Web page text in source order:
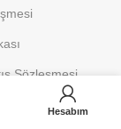
Sözleşmesi
Hesabım